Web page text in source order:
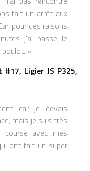
fait un arrêt aux
pour des raisons
j'ai passé le
boulot. »
#17, Ligier JS P325,
car je devais
mais je suis très
course avec mes
ont fait un super